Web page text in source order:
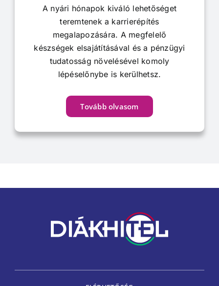
A nyári hónapok kiváló lehetőséget
teremtenek a karrierépítés
megalapozására. A megfelelő
készségek elsajátításával és a pénzügyi
tudatosság növelésével komoly
lépéselőnybe is kerülhetsz.
Tovább olvasom